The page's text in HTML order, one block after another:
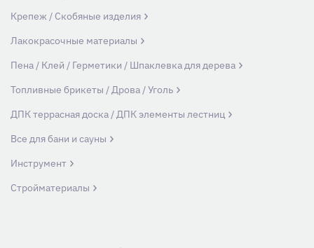
Крепеж / Скобяные изделия
Лакокрасочные материалы
Пена / Клей / Герметики / Шпаклевка для дерева
Топливные брикеты / Дрова / Уголь
ДПК террасная доска / ДПК элементы лестниц
Все для бани и сауны
Инструмент
Стройматериалы